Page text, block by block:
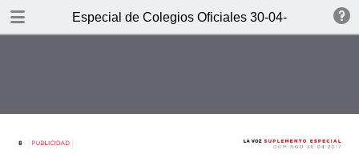
Especial de Colegios Oficiales 30-04-2017-
DOWNLOAD